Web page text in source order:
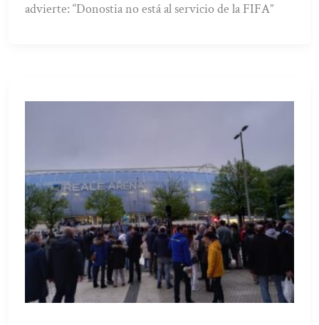
advierte: “Donostia no está al servicio de la FIFA”